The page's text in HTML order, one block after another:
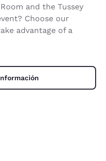
and the Tussey
Choose our
advantage of a